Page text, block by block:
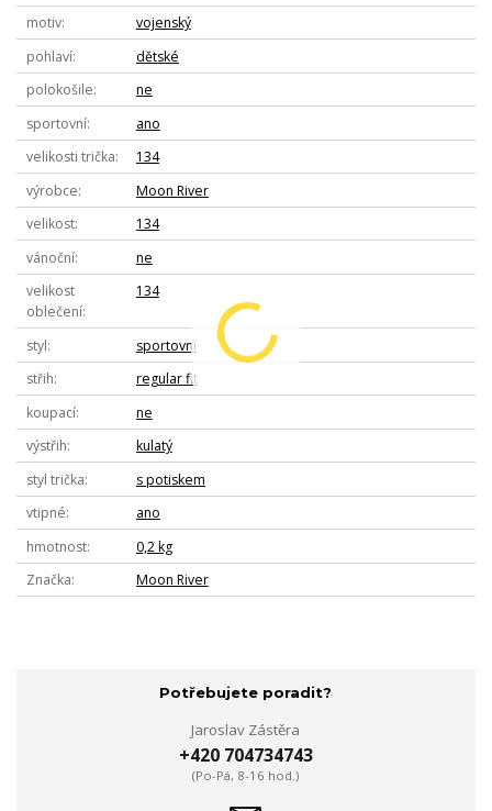
motiv
vojenský
pohlaví
dětské
polokošile
ne
sportovní
ano
velikosti trička
134
výrobce
Moon River
velikost
134
vánoční
ne
velikost
oblečení
134
styl
sportovní
střih
regular fit
koupací
ne
výstřih
kulatý
styl trička
s potiskem
vtipné
ano
hmotnost
0,2 kg
Značka
Moon River
Potřebujete poradit?
Jaroslav Zástěra
+420 704734743
(Po-Pá, 8-16 hod.)